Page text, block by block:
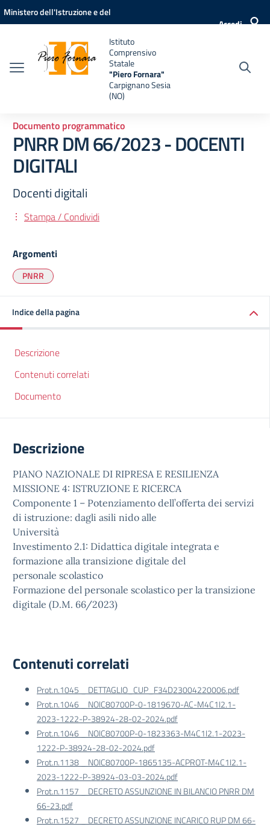
Vai ai contenuti
Vai al menu di navigazione
Vai al footer
Ministero dell'Istruzione e del
Accedi
Istituto
Comprensivo
Statale
"Piero Fornara"
Carpignano Sesia
(NO)
Documento programmatico
PNRR DM 66/2023 - DOCENTI
DIGITALI
Docenti digitali
Stampa / Condividi
Argomenti
PNRR
Indice della pagina
Descrizione
Contenuti correlati
Documento
Descrizione
PIANO NAZIONALE DI RIPRESA E RESILIENZA
MISSIONE 4: ISTRUZIONE E RICERCA
Componente 1 – Potenziamento dell’offerta dei servizi
di istruzione: dagli asili nido alle
Università
Investimento 2.1: Didattica digitale integrata e
formazione alla transizione digitale del
personale scolastico
Formazione del personale scolastico per la transizione
digitale (D.M. 66/2023)
Contenuti correlati
Prot.n.1045 _ DETTAGLIO_CUP_F34D23004220006.pdf
Prot.n.1046 _ NOIC80700P-0-1819670-AC-M4C1I2.1-
2023-1222-P-38924-28-02-2024.pdf
Prot.n.1046 _ NOIC80700P-0-1823363-M4C1I2.1-2023-
1222-P-38924-28-02-2024.pdf
Prot.n.1138 _ NOIC80700P-1865135-ACPROT-M4C1I2.1-
2023-1222-P-38924-03-03-2024.pdf
Prot.n.1157 _ DECRETO ASSUNZIONE IN BILANCIO PNRR DM
66-23.pdf
Prot.n.1527 _ DECRETO ASSUNZIONE INCARICO RUP DM 66-